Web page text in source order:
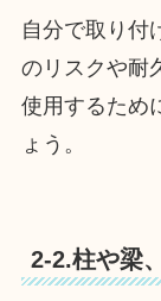
自分で取り付
のリスクや耐
使用するため
ょう。
2-2.柱や梁